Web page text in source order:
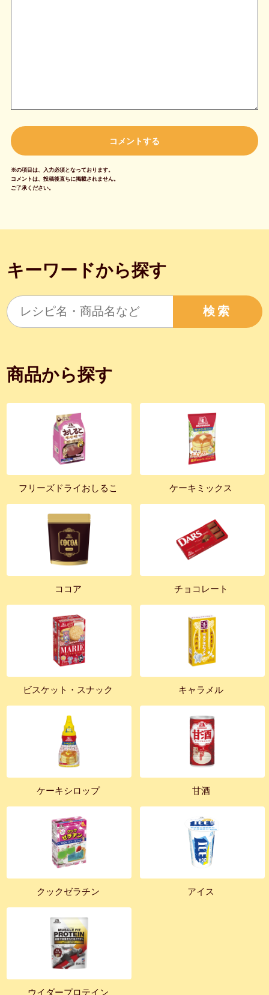
※の項目は、入力必須となっております。
コメントは、投稿後直ちに掲載されません。
ご了承ください。
キーワードから探す
検索
商品から探す
フリーズドライおしるこ ケーキミックス
ココア チョコレート
ビスケット・スナック キャラメル
ケーキシロップ 甘酒
クックゼラチン アイス
ウイダープロテイン